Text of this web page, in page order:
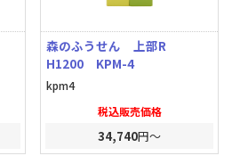
森のふうせん 上部R
H1200 KPM-4
kpm4
税込販売価格
34,740円～